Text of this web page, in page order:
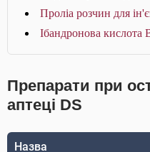
Проліа розчин для
Ібандронова кислота
Препарати при
аптеці DS
Назва